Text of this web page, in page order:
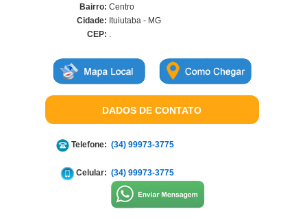
Bairro: Centro
Cidade: Ituiutaba - MG
CEP: .
DADOS DE CONTATO
Telefone: (34) 99973-3775
Celular: (34) 99973-3775